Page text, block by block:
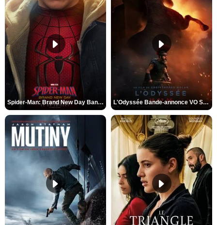
Spider-Man: Brand New Day Bande-annonce VO STFR L'Odyssée Bande-annonce VO STFR